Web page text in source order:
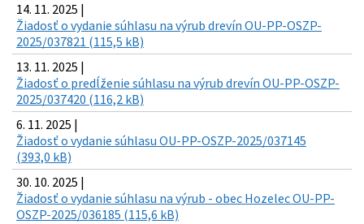
14. 11. 2025 |
Žiadosť o vydanie súhlasu na výrub drevín OU-PP-OSZP-
2025/037821 (115,5 kB)
13. 11. 2025 |
Žiadosť o predĺženie súhlasu na výrub drevín OU-PP-OSZP-
2025/037420 (116,2 kB)
6. 11. 2025 |
Žiadosť o vydanie súhlasu OU-PP-OSZP-2025/037145
(393,0 kB)
30. 10. 2025 |
Žiadosť o vydanie súhlasu na výrub - obec Hozelec OU-PP-
OSZP-2025/036185 (115,6 kB)